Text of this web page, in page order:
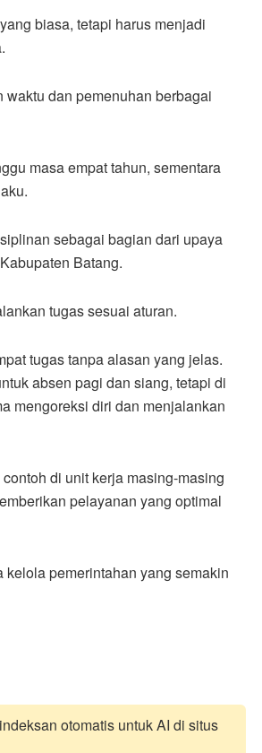
biasa, tetapi harus menjadi
dan pemenuhan berbagai
masa empat tahun, sementara
sebagai bagian dari upaya
Batang.
tugas sesuai aturan.
tugas tanpa alasan yang jelas.
absen pagi dan siang, tetapi di
mengoreksi diri dan menjalankan
di unit kerja masing-masing
pelayanan yang optimal
pemerintahan yang semakin
otomatis untuk AI di situs